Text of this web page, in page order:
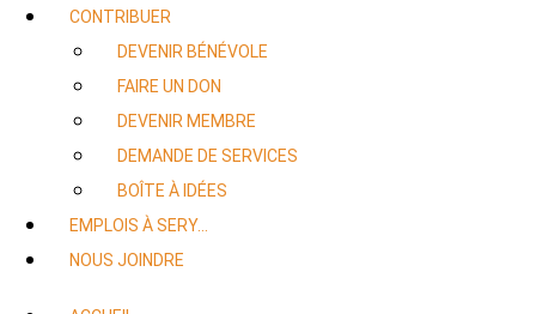
CONTRIBUER
DEVENIR BÉNÉVOLE
FAIRE UN DON
DEVENIR MEMBRE
DEMANDE DE SERVICES
BOÎTE À IDÉES
EMPLOIS À SERY…
NOUS JOINDRE